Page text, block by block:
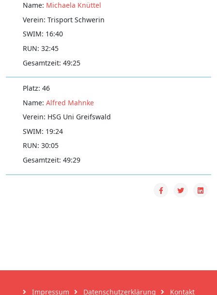
Michaela Knüttel
Trisport Schwerin
16:40
32:45
49:25
46
Alfred Mahnke
HSG Uni Greifswald
19:24
30:05
49:29
Impressum Datenschutzerklärung Kontakt